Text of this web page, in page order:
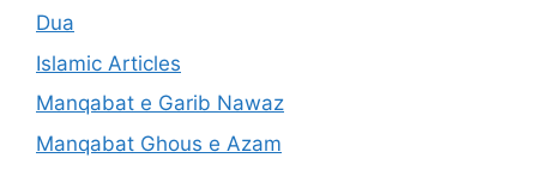
Dua
Islamic Articles
Manqabat e Garib Nawaz
Manqabat Ghous e Azam